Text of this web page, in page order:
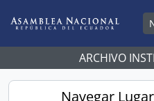
ARCHIVO
Navegar